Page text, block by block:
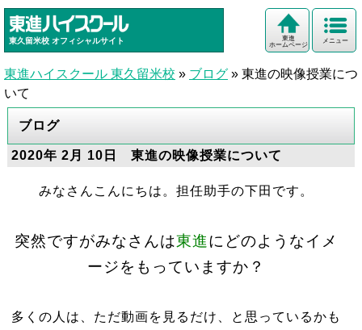
東久留米校 オフィシャルサイト メニュー
東進
ホームページ
東進ハイスクール 東久留米校 » ブログ » 東進の映像授業につ
いて
ブログ
2020年 2月 10日 東進の映像授業について
みなさんこんにちは。担任助手の下田です。
突然ですがみなさんは東進にどのようなイメ
ージをもっていますか？
多くの人は、ただ動画を見るだけ、と思っているかも